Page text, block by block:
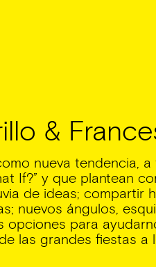
&
nueva tendencia,
If?” y que plantean
de ideas; compartir
nuevos ángulos,
opciones para
las grandes fiestas